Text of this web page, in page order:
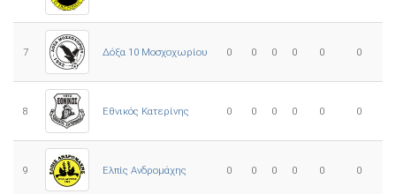
7 Δόξα 10 Μοσχοχωρίου 0 0 0 0 0 0
8 Εθνικός Κατερίνης 0 0 0 0 0 0
9 Ελπίς Ανδρομάχης 0 0 0 0 0 0